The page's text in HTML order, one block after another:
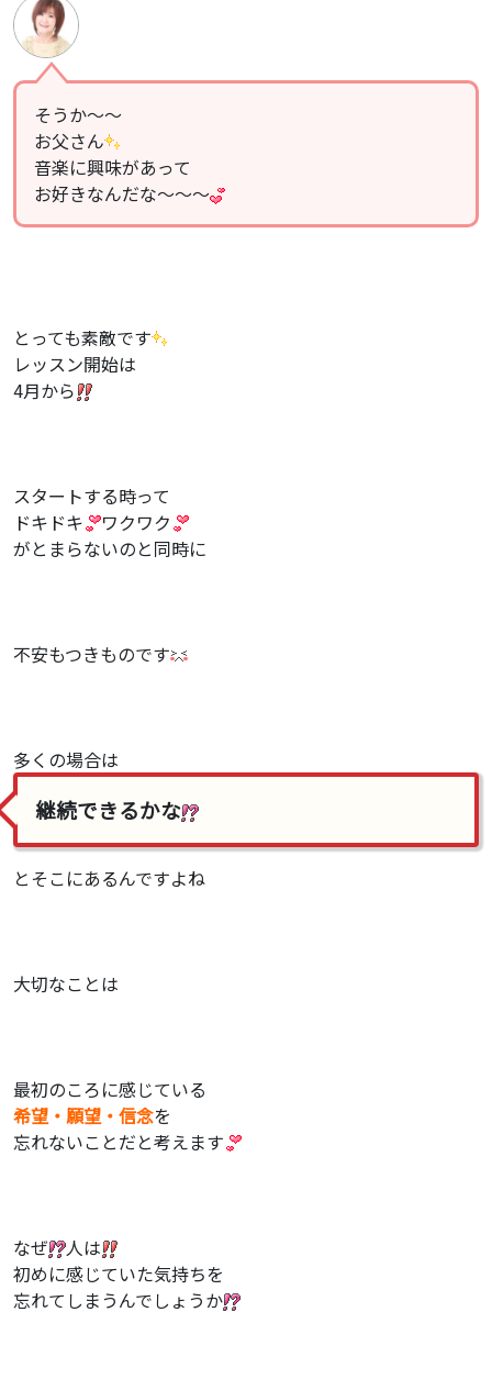
そうか〜〜
お父さん
音楽に興味があって
お好きなんだな〜〜〜
とっても素敵です
レッスン開始は
4月から
スタートする時って
ドキドキ
ワクワク
がとまらないのと同時に
不安もつきものです
多くの場合は
継続できるかな
とそこにあるんですよね
大切なことは
最初のころに感じている
希望・願望・信念を
忘れないことだと考えます
なぜ
人は
初めに感じていた気持ちを
忘れてしまうんでしょうか